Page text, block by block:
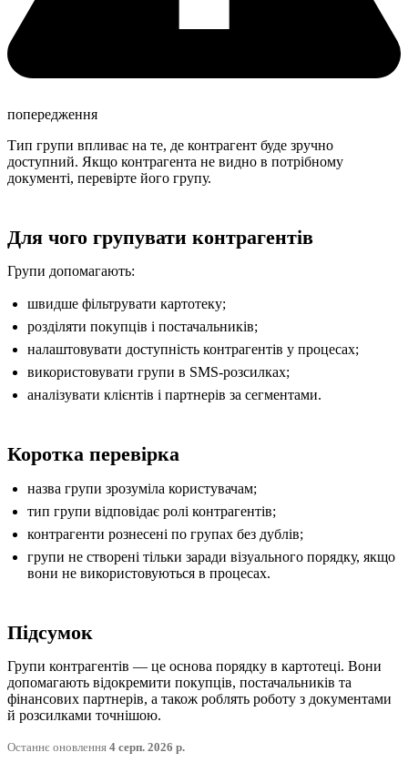
попередження
Тип групи впливає на те, де контрагент буде зручно
доступний. Якщо контрагента не видно в потрібному
документі, перевірте його групу.
Для чого групувати контрагентів
Групи допомагають:
швидше фільтрувати картотеку;
розділяти покупців і постачальників;
налаштовувати доступність контрагентів у процесах;
використовувати групи в SMS-розсилках;
аналізувати клієнтів і партнерів за сегментами.
Коротка перевірка
назва групи зрозуміла користувачам;
тип групи відповідає ролі контрагентів;
контрагенти рознесені по групах без дублів;
групи не створені тільки заради візуального порядку, якщо
вони не використовуються в процесах.
Підсумок
Групи контрагентів — це основа порядку в картотеці. Вони
допомагають відокремити покупців, постачальників та
фінансових партнерів, а також роблять роботу з документами
й розсилками точнішою.
Останнє оновлення 4 серп. 2026 р.